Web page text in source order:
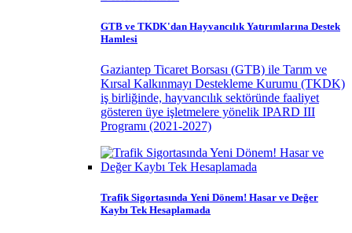
GTB ve TKDK'dan Hayvancılık Yatırımlarına Destek
Hamlesi
Gaziantep Ticaret Borsası (GTB) ile Tarım ve
Kırsal Kalkınmayı Destekleme Kurumu (TKDK)
iş birliğinde, hayvancılık sektöründe faaliyet
gösteren üye işletmelere yönelik IPARD III
Programı (2021-2027)
Trafik Sigortasında Yeni Dönem! Hasar ve Değer
Kaybı Tek Hesaplamada